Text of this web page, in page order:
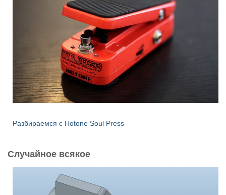
Разбираемся с Hotone Soul Press
Случайное всякое